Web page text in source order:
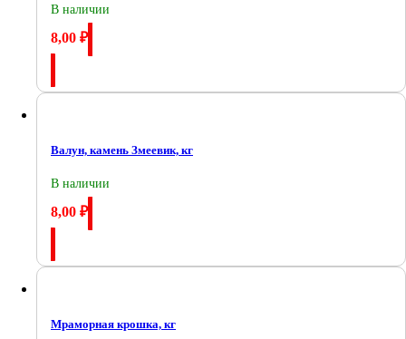
В наличии
8,00 ₽
Валун, камень Змеевик, кг
В наличии
8,00 ₽
Мраморная крошка, кг